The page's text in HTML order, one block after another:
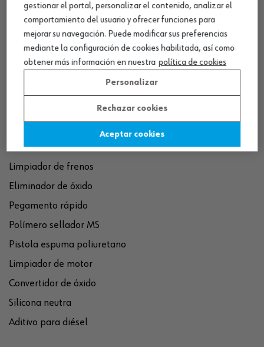
¡SÍGUENOS!
QUÍMICOS
Limpiador de frenos
Eliminador de óxido
Pegamento rápido
Polímero sellador MS
Pistola espuma poliuretano
Limpiador de motor
Convertidor de óxido
Silicona neutra
Aditivo para diésel
gestionar el portal, personalizar el contenido, analizar el
comportamiento del usuario y ofrecer funciones para
mejorar su navegación. Puede modificar sus preferencias
mediante la configuración de cookies habilitada, así como
obtener más información en nuestra política de cookies
Personalizar
Rechazar cookies
Aceptar cookies